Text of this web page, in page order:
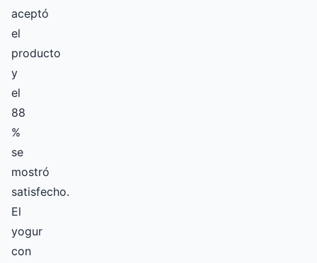
aceptó
el
producto
y
el
88
%
se
mostró
satisfecho.
El
yogur
con